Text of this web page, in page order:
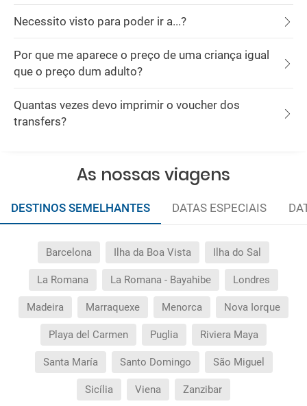
Necessito visto para poder ir a...?
Por que me aparece o preço de uma criança igual
que o preço dum adulto?
Quantas vezes devo imprimir o voucher dos
transfers?
As nossas viagens
DESTINOS SEMELHANTES DATAS ESPECIAIS
Barcelona Ilha da Boa Vista Ilha do Sal
La Romana La Romana - Bayahibe Londres
Madeira Marraquexe Menorca Nova Iorque
Playa del Carmen Puglia Riviera Maya
Santa María Santo Domingo São Miguel
Sicília Viena Zanzibar